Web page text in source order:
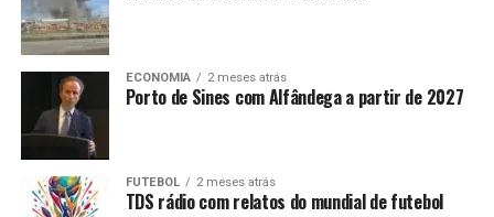
ECONOMIA 2 meses atrás
Porto de Sines com Alfândega a partir de 2027
FUTEBOL 2 meses atrás
TDS rádio com relatos do mundial de futebol